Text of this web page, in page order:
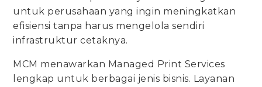
untuk perusahaan yang ingin meningkatkan
efisiensi tanpa harus mengelola sendiri
infrastruktur cetaknya.
MCM menawarkan Managed Print Services
lengkap untuk berbagai jenis bisnis. Layanan